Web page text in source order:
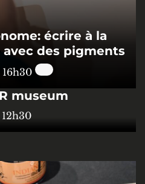
écrire à la
des pigments
16h30
museum
12h30